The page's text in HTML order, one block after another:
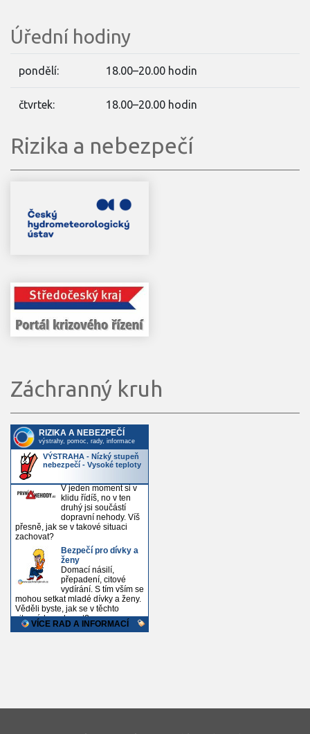
Úřední hodiny
pondělí: 18.00–20.00 hodin
čtvrtek: 18.00–20.00 hodin
Rizika a nebezpečí
Záchranný kruh